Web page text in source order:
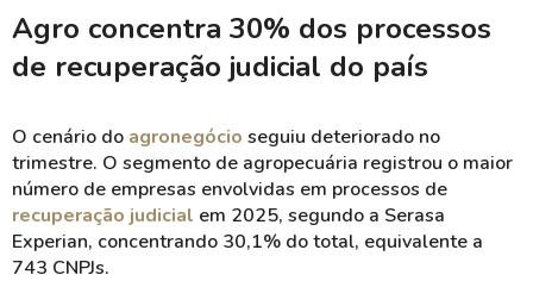
Agro concentra 30% dos processos
de recuperação judicial do país
O cenário do agronegócio seguiu deteriorado no
trimestre. O segmento de agropecuária registrou o maior
número de empresas envolvidas em processos de
recuperação judicial em 2025, segundo a Serasa
Experian, concentrando 30,1% do total, equivalente a
743 CNPJs.